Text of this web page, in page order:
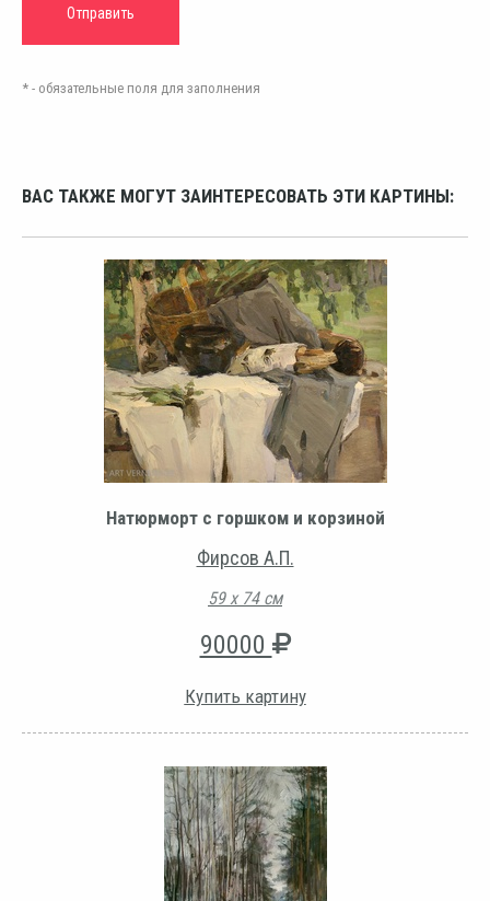
* - обязательные поля для заполнения
ВАС ТАКЖЕ МОГУТ ЗАИНТЕРЕСОВАТЬ ЭТИ КАРТИНЫ:
Натюрморт с горшком и корзиной
Фирсов А.П.
59 х 74 см
90000
Купить картину